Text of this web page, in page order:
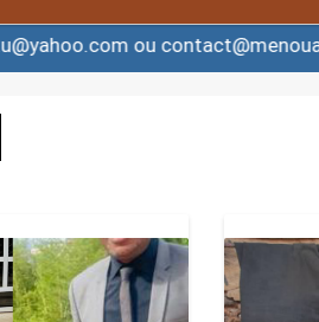
contact@menouactuweb.com